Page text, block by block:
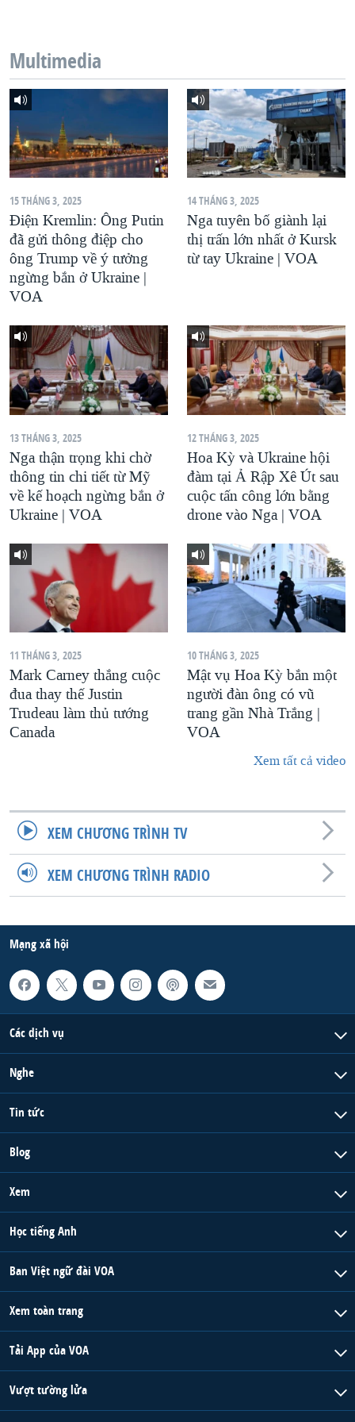
Multimedia
15 THÁNG 3, 2025
Điện Kremlin: Ông Putin
đã gửi thông điệp cho
ông Trump về ý tưởng
ngừng bắn ở Ukraine |
VOA
14 THÁNG 3, 2025
Nga tuyên bố giành lại
thị trấn lớn nhất ở Kursk
từ tay Ukraine | VOA
13 THÁNG 3, 2025
Nga thận trọng khi chờ
thông tin chi tiết từ Mỹ
về kế hoạch ngừng bắn ở
Ukraine | VOA
12 THÁNG 3, 2025
Hoa Kỳ và Ukraine hội
đàm tại Ả Rập Xê Út sau
cuộc tấn công lớn bằng
drone vào Nga | VOA
11 THÁNG 3, 2025
Mark Carney thắng cuộc
đua thay thế Justin
Trudeau làm thủ tướng
Canada
10 THÁNG 3, 2025
Mật vụ Hoa Kỳ bắn một
người đàn ông có vũ
trang gần Nhà Trắng |
VOA
Xem tất cả video
XEM CHƯƠNG TRÌNH TV
XEM CHƯƠNG TRÌNH RADIO
Mạng xã hội
Các dịch vụ
Nghe
Tin tức
Blog
Xem
Học tiếng Anh
Ban Việt ngữ đài VOA
Xem toàn trang
Tải App của VOA
Vượt tường lửa